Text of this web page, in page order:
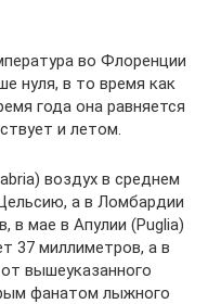
во Флоренции
нуля, в то время как
года она равняется
и летом.
воздух в среднем
а в Ломбардии
в мае в Апулии (Puglia)
37 миллиметров, а в
вышеуказанного
фанатом лыжного